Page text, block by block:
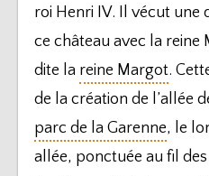
roi Henri IV. Il vécut une
ce château avec la reine
dite la reine Margot.
de la création de l’allée
parc de la Garenne, le
allée, ponctuée au fil